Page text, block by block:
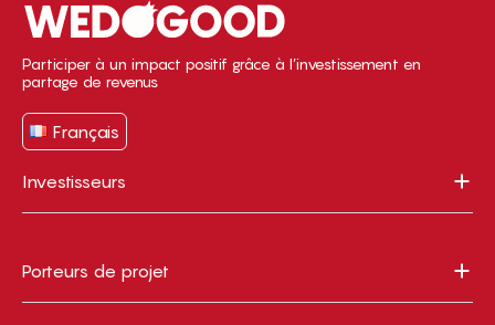
Participer à un impact positif grâce à l’investissement en
partage de revenus
Français
Investisseurs
Porteurs de projet